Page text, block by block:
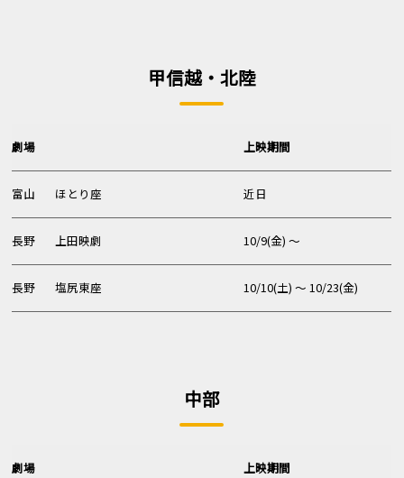
甲信越・北陸
劇場 上映期間
富山 ほとり座 近日
長野 上田映劇 10/9(金) 〜
長野 塩尻東座 10/10(土) 〜 10/23(金)
中部
劇場 上映期間